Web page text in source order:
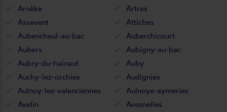
Arnèke
Artres
Assevent
Attiches
Aubencheul-au-bac
Auberchicourt
Aubers
Aubigny-au-bac
Aubry-du-hainaut
Auby
Auchy-lez-orchies
Audignies
Aulnoy-lez-valenciennes
Aulnoye-aymeries
Avelin
Avesnelles